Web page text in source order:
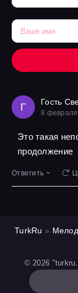
Г Гость
8
Это такая
продолжение
Ответить
TurkRu »
© 2026